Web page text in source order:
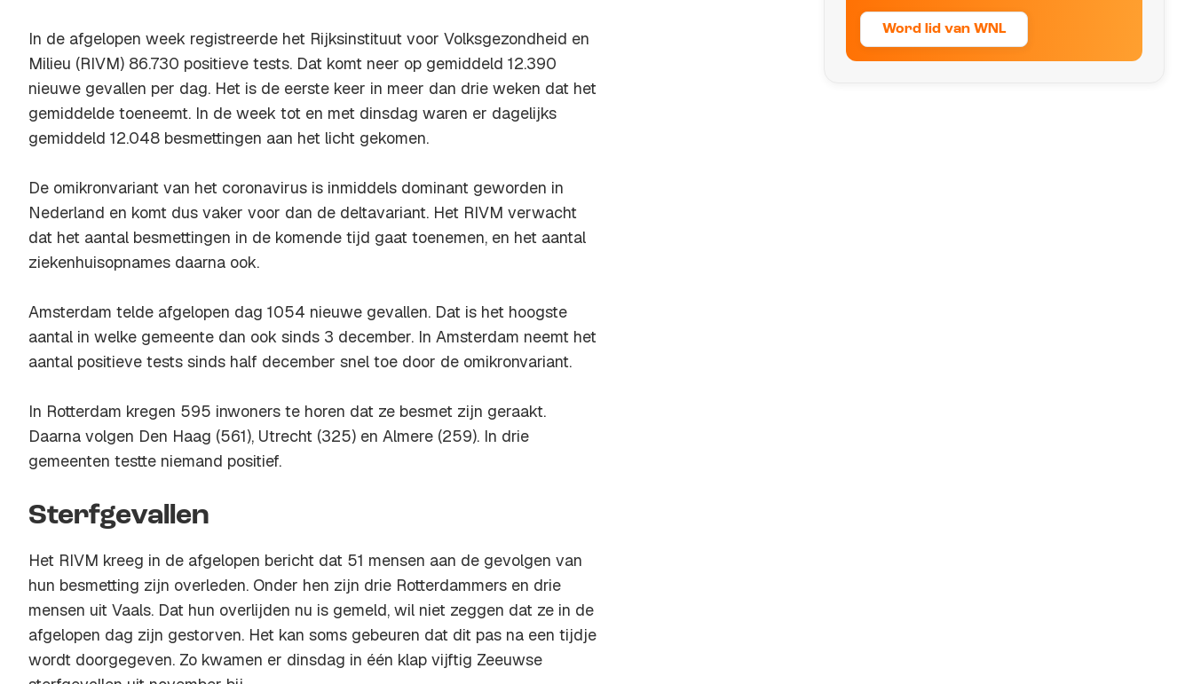
In de afgelopen week registreerde het Rijksinstituut voor Volksgezondheid en
Milieu (RIVM) 86.730 positieve tests. Dat komt neer op gemiddeld 12.390
nieuwe gevallen per dag. Het is de eerste keer in meer dan drie weken dat het
gemiddelde toeneemt. In de week tot en met dinsdag waren er dagelijks
gemiddeld 12.048 besmettingen aan het licht gekomen.
De omikronvariant van het coronavirus is inmiddels dominant geworden in
Nederland en komt dus vaker voor dan de deltavariant. Het RIVM verwacht
dat het aantal besmettingen in de komende tijd gaat toenemen, en het aantal
ziekenhuisopnames daarna ook.
Amsterdam telde afgelopen dag 1054 nieuwe gevallen. Dat is het hoogste
aantal in welke gemeente dan ook sinds 3 december. In Amsterdam neemt het
aantal positieve tests sinds half december snel toe door de omikronvariant.
In Rotterdam kregen 595 inwoners te horen dat ze besmet zijn geraakt.
Daarna volgen Den Haag (561), Utrecht (325) en Almere (259). In drie
gemeenten testte niemand positief.
Sterfgevallen
Het RIVM kreeg in de afgelopen bericht dat 51 mensen aan de gevolgen van
hun besmetting zijn overleden. Onder hen zijn drie Rotterdammers en drie
mensen uit Vaals. Dat hun overlijden nu is gemeld, wil niet zeggen dat ze in de
afgelopen dag zijn gestorven. Het kan soms gebeuren dat dit pas na een tijdje
wordt doorgegeven. Zo kwamen er dinsdag in één klap vijftig Zeeuwse
Word lid van WNL